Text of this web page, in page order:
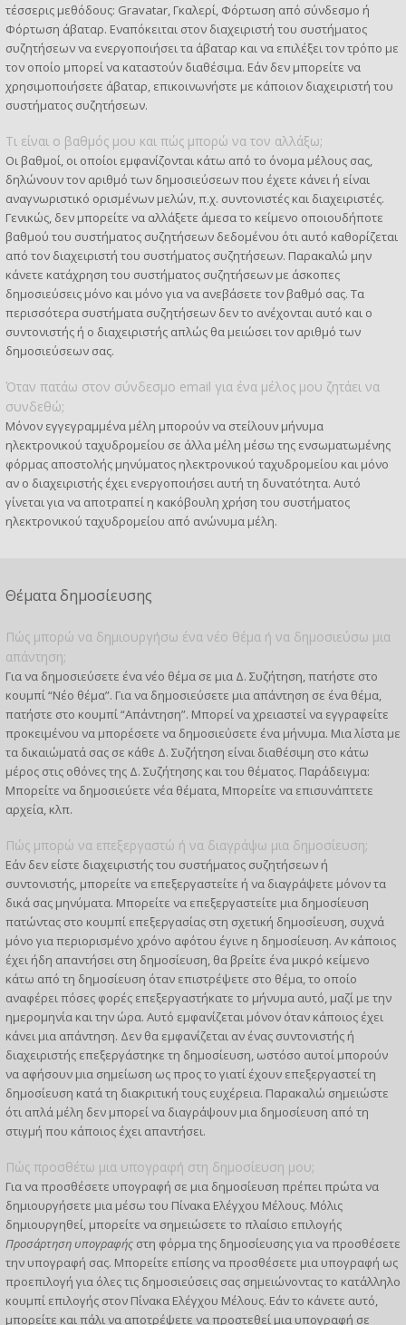
τέσσερις μεθόδους: Gravatar, Γκαλερί, Φόρτωση από σύνδεσμο ή
Φόρτωση άβαταρ. Εναπόκειται στον διαχειριστή του συστήματος
συζητήσεων να ενεργοποιήσει τα άβαταρ και να επιλέξει τον τρόπο με
τον οποίο μπορεί να καταστούν διαθέσιμα. Εάν δεν μπορείτε να
χρησιμοποιήσετε άβαταρ, επικοινωνήστε με κάποιον διαχειριστή του
συστήματος συζητήσεων.
Τι είναι ο βαθμός μου και πώς μπορώ να τον αλλάξω;
Οι βαθμοί, οι οποίοι εμφανίζονται κάτω από το όνομα μέλους σας,
δηλώνουν τον αριθμό των δημοσιεύσεων που έχετε κάνει ή είναι
αναγνωριστικό ορισμένων μελών, π.χ. συντονιστές και διαχειριστές.
Γενικώς, δεν μπορείτε να αλλάξετε άμεσα το κείμενο οποιουδήποτε
βαθμού του συστήματος συζητήσεων δεδομένου ότι αυτό καθορίζεται
από τον διαχειριστή του συστήματος συζητήσεων. Παρακαλώ μην
κάνετε κατάχρηση του συστήματος συζητήσεων με άσκοπες
δημοσιεύσεις μόνο και μόνο για να ανεβάσετε τον βαθμό σας. Τα
περισσότερα συστήματα συζητήσεων δεν το ανέχονται αυτό και ο
συντονιστής ή ο διαχειριστής απλώς θα μειώσει τον αριθμό των
δημοσιεύσεων σας.
Όταν πατάω στον σύνδεσμο email για ένα μέλος μου ζητάει να
συνδεθώ;
Μόνον εγγεγραμμένα μέλη μπορούν να στείλουν μήνυμα
ηλεκτρονικού ταχυδρομείου σε άλλα μέλη μέσω της ενσωματωμένης
φόρμας αποστολής μηνύματος ηλεκτρονικού ταχυδρομείου και μόνο
αν ο διαχειριστής έχει ενεργοποιήσει αυτή τη δυνατότητα. Αυτό
γίνεται για να αποτραπεί η κακόβουλη χρήση του συστήματος
ηλεκτρονικού ταχυδρομείου από ανώνυμα μέλη.
Θέματα δημοσίευσης
Πώς μπορώ να δημιουργήσω ένα νέο θέμα ή να δημοσιεύσω μια
απάντηση;
Για να δημοσιεύσετε ένα νέο θέμα σε μια Δ. Συζήτηση, πατήστε στο
κουμπί “Νέο θέμα”. Για να δημοσιεύσετε μια απάντηση σε ένα θέμα,
πατήστε στο κουμπί “Απάντηση”. Μπορεί να χρειαστεί να εγγραφείτε
προκειμένου να μπορέσετε να δημοσιεύσετε ένα μήνυμα. Μια λίστα με
τα δικαιώματά σας σε κάθε Δ. Συζήτηση είναι διαθέσιμη στο κάτω
μέρος στις οθόνες της Δ. Συζήτησης και του θέματος. Παράδειγμα:
Μπορείτε να δημοσιεύετε νέα θέματα, Μπορείτε να επισυνάπτετε
αρχεία, κλπ.
Πώς μπορώ να επεξεργαστώ ή να διαγράψω μια δημοσίευση;
Εάν δεν είστε διαχειριστής του συστήματος συζητήσεων ή
συντονιστής, μπορείτε να επεξεργαστείτε ή να διαγράψετε μόνον τα
δικά σας μηνύματα. Μπορείτε να επεξεργαστείτε μια δημοσίευση
πατώντας στο κουμπί επεξεργασίας στη σχετική δημοσίευση, συχνά
μόνο για περιορισμένο χρόνο αφότου έγινε η δημοσίευση. Αν κάποιος
έχει ήδη απαντήσει στη δημοσίευση, θα βρείτε ένα μικρό κείμενο
κάτω από τη δημοσίευση όταν επιστρέψετε στο θέμα, το οποίο
αναφέρει πόσες φορές επεξεργαστήκατε το μήνυμα αυτό, μαζί με την
ημερομηνία και την ώρα. Αυτό εμφανίζεται μόνον όταν κάποιος έχει
κάνει μια απάντηση. Δεν θα εμφανίζεται αν ένας συντονιστής ή
διαχειριστής επεξεργάστηκε τη δημοσίευση, ωστόσο αυτοί μπορούν
να αφήσουν μια σημείωση ως προς το γιατί έχουν επεξεργαστεί τη
δημοσίευση κατά τη διακριτική τους ευχέρεια. Παρακαλώ σημειώστε
ότι απλά μέλη δεν μπορεί να διαγράψουν μια δημοσίευση από τη
στιγμή που κάποιος έχει απαντήσει.
Πώς προσθέτω μια υπογραφή στη δημοσίευση μου;
Για να προσθέσετε υπογραφή σε μια δημοσίευση πρέπει πρώτα να
δημιουργήσετε μια μέσω του Πίνακα Ελέγχου Μέλους. Μόλις
δημιουργηθεί, μπορείτε να σημειώσετε το πλαίσιο επιλογής
Προσάρτηση υπογραφής στη φόρμα της δημοσίευσης για να προσθέσετε
την υπογραφή σας. Μπορείτε επίσης να προσθέσετε μια υπογραφή ως
προεπιλογή για όλες τις δημοσιεύσεις σας σημειώνοντας το κατάλληλο
κουμπί επιλογής στον Πίνακα Ελέγχου Μέλους. Εάν το κάνετε αυτό,
μπορείτε και πάλι να αποτρέψετε να προστεθεί μια υπογραφή σε